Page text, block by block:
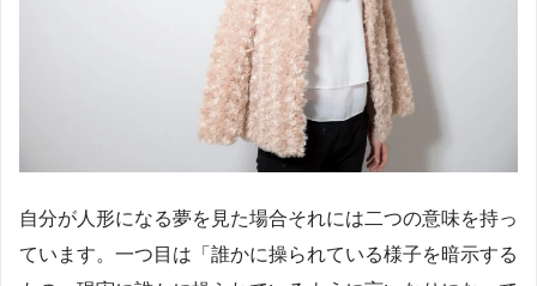
自分が人形になる夢を見た場合それには二つの意味を持っ
ています。一つ目は「誰かに操られている様子を暗示する